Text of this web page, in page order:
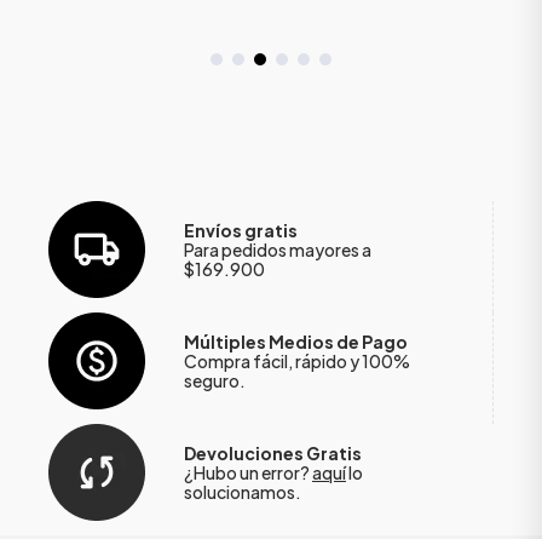
Envíos gratis
Para pedidos mayores a
$169.900
Múltiples Medios de Pago
Compra fácil, rápido y 100%
seguro.
Devoluciones Gratis
¿Hubo un error?aquílo
solucionamos.